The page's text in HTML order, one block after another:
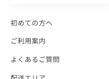
初めての方へ
ご利用案内
よくあるご質問